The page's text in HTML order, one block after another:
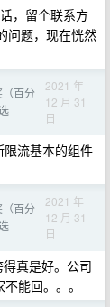
，留个联系方
问题，现在恍然
百分
2021 年
12 月 31
日
流基本的组件
百分
2021 年
12 月 31
日
真是好。公司
能回。。。